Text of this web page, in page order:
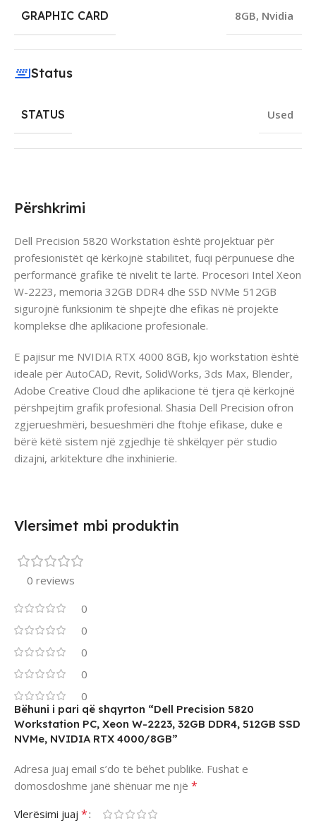
Përshkrimi
Dell Precision 5820 Workstation është projektuar për
profesionistët që kërkojnë stabilitet, fuqi përpunuese dhe
performancë grafike të nivelit të lartë. Procesori Intel Xeon
W-2223, memoria 32GB DDR4 dhe SSD NVMe 512GB
sigurojnë funksionim të shpejtë dhe efikas në projekte
komplekse dhe aplikacione profesionale.
E pajisur me NVIDIA RTX 4000 8GB, kjo workstation është
ideale për AutoCAD, Revit, SolidWorks, 3ds Max, Blender,
Adobe Creative Cloud dhe aplikacione të tjera që kërkojnë
përshpejtim grafik profesional. Shasia Dell Precision ofron
zgjerueshmëri, besueshmëri dhe ftohje efikase, duke e
bërë këtë sistem një zgjedhje të shkëlqyer për studio
dizajni, arkitekture dhe inxhinierie.
GRAPHIC CARD 8GB, Nvidia
Status
STATUS Used
Vlersimet mbi produktin
0 reviews
0
0
0
0
0
Bëhuni i pari që shqyrton “Dell Precision 5820
Workstation PC, Xeon W-2223, 32GB DDR4, 512GB SSD
NVMe, NVIDIA RTX 4000/8GB”
Adresa juaj email s’do të bëhet publike. Fushat e
domosdoshme janë shënuar me një *
Vlerësimi juaj *